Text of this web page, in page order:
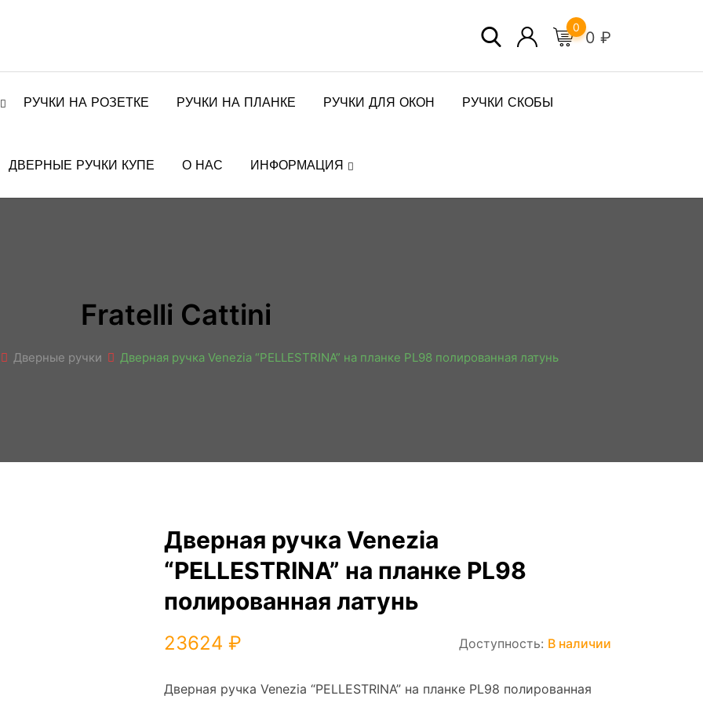
0 ₽
0
РУЧКИ НА РОЗЕТКЕ РУЧКИ НА ПЛАНКЕ РУЧКИ ДЛЯ ОКОН РУЧКИ СКОБЫ
ДВЕРНЫЕ РУЧКИ КУПЕ О НАС ИНФОРМАЦИЯ
Fratelli Cattini
Дверные ручки Дверная ручка Venezia “PELLESTRINA” на планке PL98 полированная латунь
Дверная ручка Venezia
“PELLESTRINA” на планке PL98
полированная латунь
23624 ₽ Доступность: В наличии
Дверная ручка Venezia “PELLESTRINA” на планке PL98 полированная